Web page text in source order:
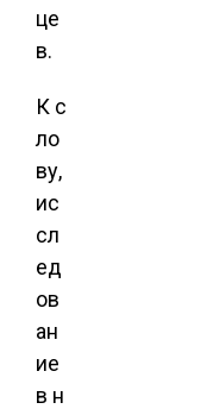
це
в.
К с
ло
ву,
ис
сл
ед
ов
ан
ие
в н